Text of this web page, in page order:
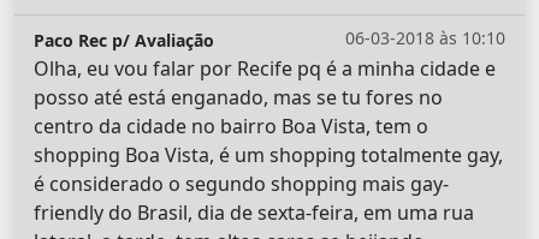
06-03-2018 às 10:10
Paco Rec p/ Avaliação
Olha, eu vou falar por Recife pq é a minha cidade e
posso até está enganado, mas se tu fores no
centro da cidade no bairro Boa Vista, tem o
shopping Boa Vista, é um shopping totalmente gay,
é considerado o segundo shopping mais gay-
friendly do Brasil, dia de sexta-feira, em uma rua